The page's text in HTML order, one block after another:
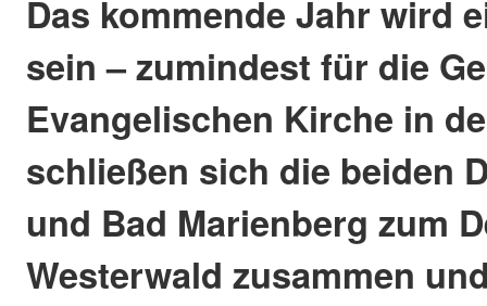
Das kommende Jahr wird
sein – zumindest für die
Evangelischen Kirche in
schließen sich die beiden
und Bad Marienberg zum
Westerwald zusammen